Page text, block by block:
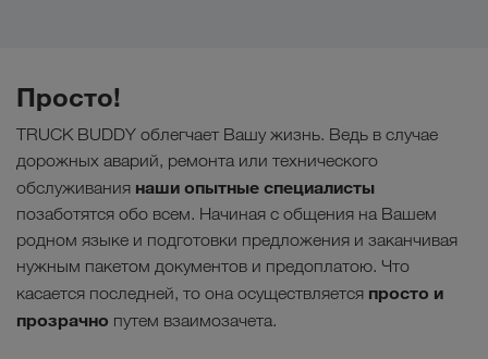
Просто!
TRUCK BUDDY облегчает Вашу жизнь. Ведь в случае
дорожных аварий, ремонта или технического
обслуживания наши опытные специалисты
позаботятся обо всем. Начиная с общения на Вашем
родном языке и подготовки предложения и заканчивая
нужным пакетом документов и предоплатою. Что
касается последней, то она осуществляется просто и
прозрачно путем взаимозачета.